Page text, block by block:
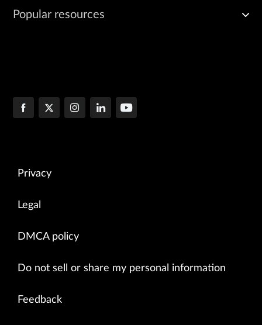
Popular resources
Privacy
Legal
DMCA policy
Do not sell or share my personal information
Feedback